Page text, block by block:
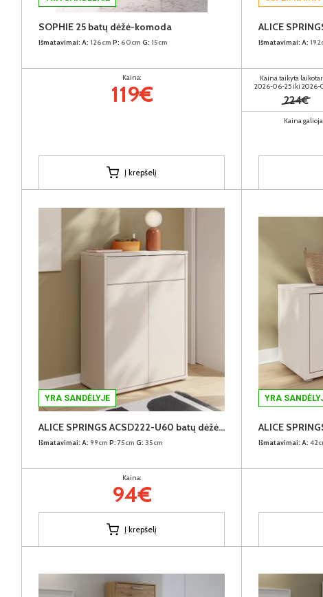
SOPHIE 25 batų dėžė-komoda
Išmatavimai: A: 126cm P: 60cm G: 15cm
Kaina:
119€
Į krepšelį
Išmatavimai: A:
Kaina taikyta
2026-06-25 iki 2026-
224€
Kaina
YRA SANDĖLYJE
ALICE SPRINGS ACSD222-U60 batų dėžė-komoda
Išmatavimai: A: 99cm P: 75cm G: 35cm
Kaina:
94€
Į krepšelį
YRA
Išmatavimai: A: